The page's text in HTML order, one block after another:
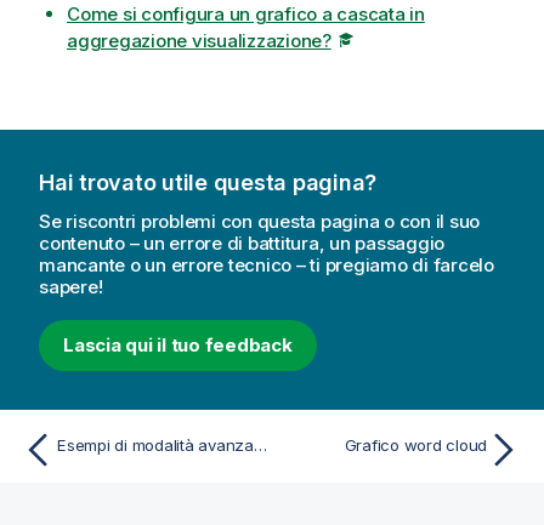
Come si configura un grafico a cascata in
aggregazione visualizzazione?
Hai trovato utile questa pagina?
Se riscontri problemi con questa pagina o con il suo
contenuto – un errore di battitura, un passaggio
mancante o un errore tecnico – ti pregiamo di farcelo
sapere!
Lascia qui il tuo feedback
Esempi di modalità avanzata del contenitore Trellis Grafico word cloud